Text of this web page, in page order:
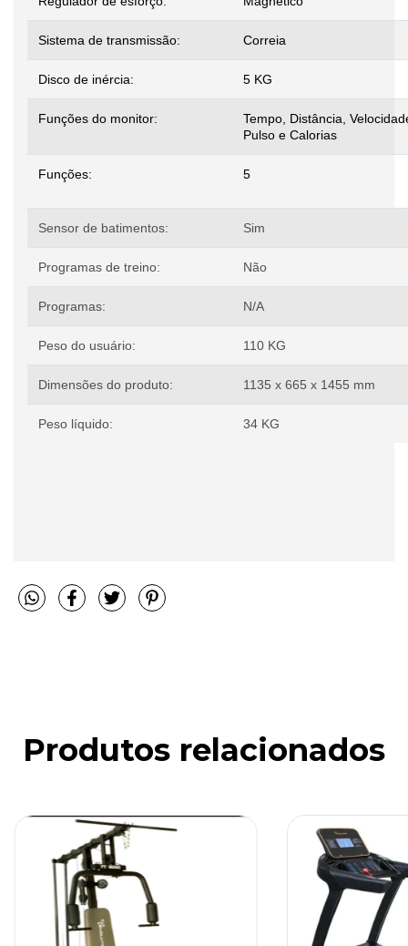
Sistema de transmissão: Correia
Disco de inércia: 5 KG
Funções do monitor:
Tempo, Distância,
Pulso e Calorias
Funções: 5
Sensor de batimentos: Sim
Programas de treino: Não
Programas: N/A
Peso do usuário: 110 KG
Dimensões do produto: 1135 x 665 x 1455 mm
Peso líquido: 34 KG
Produtos relacionados